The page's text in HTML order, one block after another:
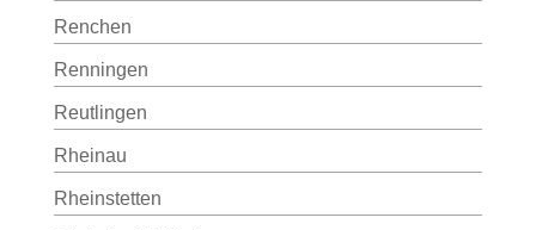
Renchen
Renningen
Reutlingen
Rheinau
Rheinstetten